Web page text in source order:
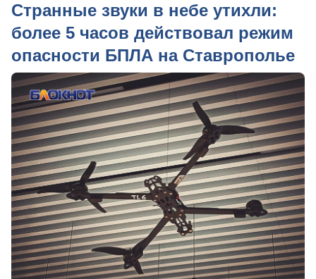
Странные звуки в небе утихли:
более 5 часов действовал режим
опасности БПЛА на Ставрополье